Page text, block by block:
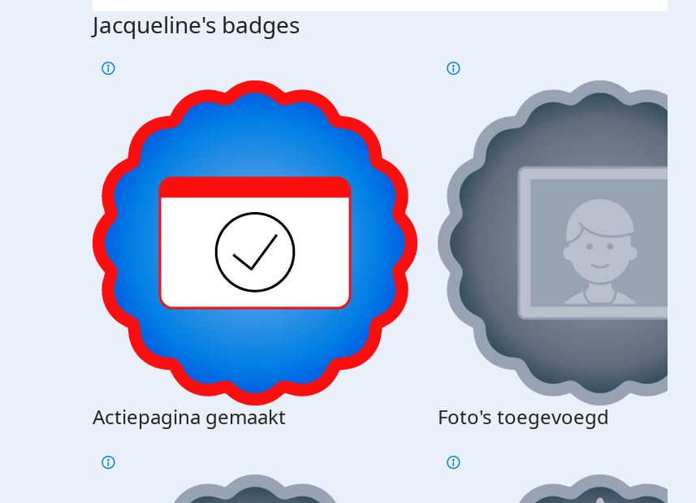
Jacqueline's badges
Actiepagina gemaakt Foto's toegevoegd